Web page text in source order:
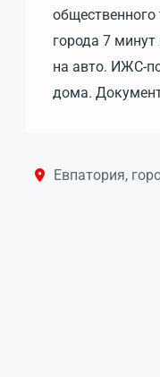
общественного
города 7
на авто. ИЖС-
дома.
Евпатория,